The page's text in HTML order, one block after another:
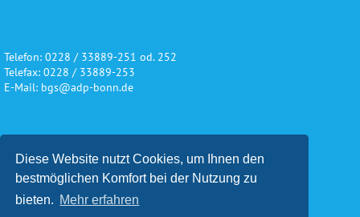
Diese Website nutzt Cookies, um Ihnen den
bestmöglichen Komfort bei der Nutzung zu
bieten. Mehr erfahren
Telefon: 0228 / 33889-251 od. 252
Telefax: 0228 / 33889-253
E-Mail: bgs@adp-bonn.de
Wir danken für die freundliche
Unterstützung und Förderung